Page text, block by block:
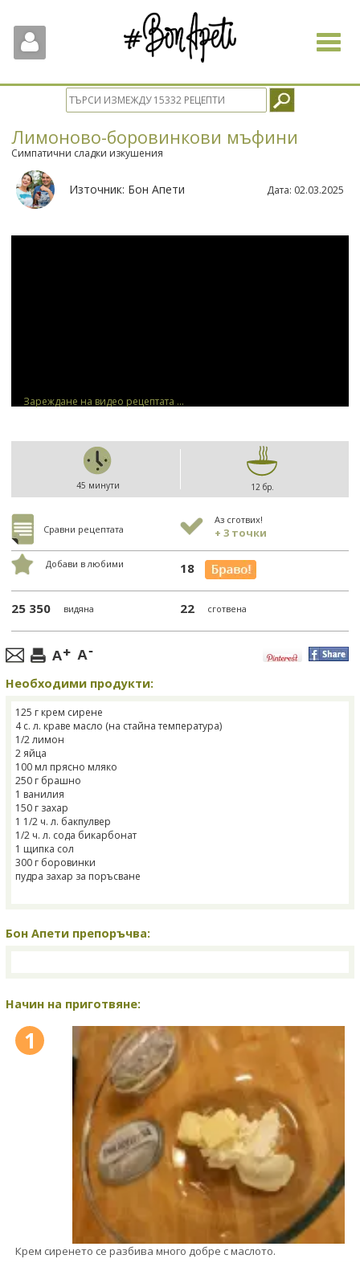
Toggle
Лимоново-боровинкови мъфини
Симпатични сладки изкушения
Източник: Бон Апети Дата: 02.03.2025
Зареждане на видео рецептата ...
45 минути 12 бр.
Сравни рецептата
Аз сготвих!
+ 3 точки
Добави в любими 18
25 350 видяна 22 сготвена
Необходими продукти:
125 г крем сирене
4 с. л. краве масло (на стайна температура)
1/2 лимон
2 яйца
100 мл прясно мляко
250 г брашно
1 ванилия
150 г захар
1 1/2 ч. л. бакпулвер
1/2 ч. л. сода бикарбонат
1 щипка сол
300 г боровинки
пудра захар за поръсване
Бон Апети препоръчва:
Начин на приготвяне:
1
Крем сиренето се разбива много добре с маслото.